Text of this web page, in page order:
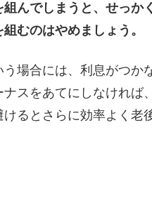
んでしまうと、せっか
むのはやめましょう。
う場合には、利息がつか
ナスをあてにしなければ
るとさらに効率よく老